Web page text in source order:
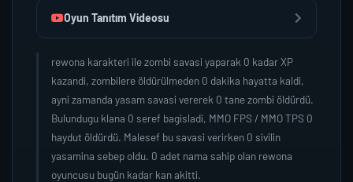
Oyun Tanıtım Videosu
rewona karakteri ile zombi savasi yaparak 0 kadar XP
kazandi, zombilere öldürülmeden 0 dakika hayatta kaldi,
ayni zamanda yasam savasi vererek 0 tane zombi öldürdü.
Bulundugu klana 0 seref bagisladi, MMO FPS / MMO TPS 0
haydut öldürdü. Malesef bu savasi verirken 0 sivilin
yasamina sebep oldu. 0 adet nama sahip olan rewona
oyuncusu bugün kadar kan akitti.